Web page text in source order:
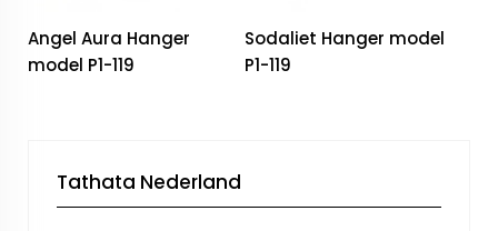
Angel Aura Hanger
model P1-119
Sodaliet Hanger model
P1-119
Tathata Nederland